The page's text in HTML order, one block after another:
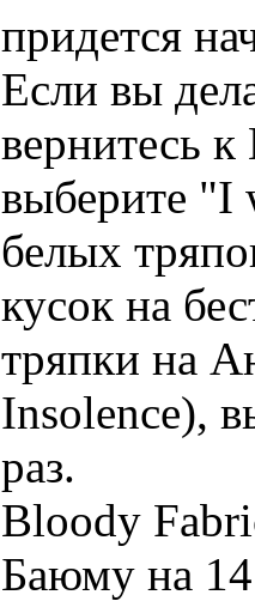
придется
Если вы
вернитесь
выберите "I
белых
кусок на
тряпки на
Insolence),
раз.
Bloody
Баюму на